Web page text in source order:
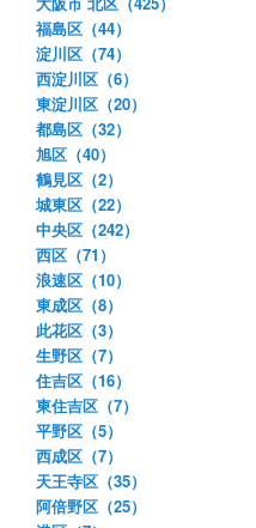
福島区（44）
淀川区（74）
西淀川区（6）
東淀川区（20）
都島区（32）
旭区（40）
鶴見区（2）
城東区（22）
中央区（242）
西区（71）
浪速区（10）
東成区（8）
此花区（3）
生野区（7）
住吉区（16）
東住吉区（7）
平野区（5）
西成区（7）
天王寺区（35）
阿倍野区（25）